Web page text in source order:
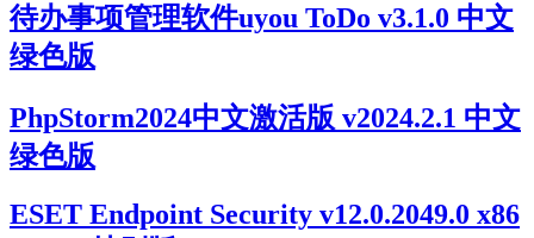
待办事项管理软件uyou ToDo v3.1.0 中文
绿色版
PhpStorm2024中文激活版 v2024.2.1 中文
绿色版
ESET Endpoint Security v12.0.2049.0 x86